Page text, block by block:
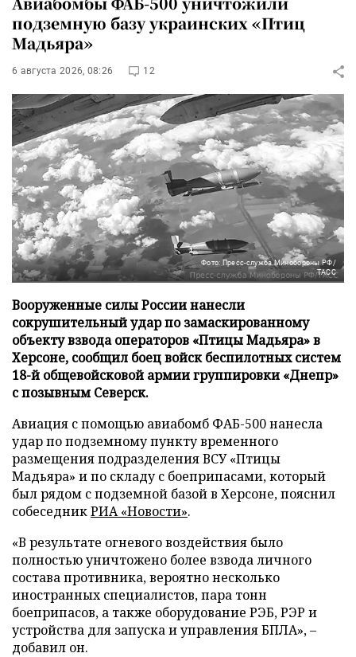
подземную базу украинских «Птиц
Мадьяра»
6 августа 2026, 08:26 12
Фото: Пресс-служба Минобороны РФ/
ТАСС
Вооруженные силы России нанесли
сокрушительный удар по замаскированному
объекту взвода операторов «Птицы Мадьяра» в
Херсоне, сообщил боец войск беспилотных систем
18-й общевойсковой армии группировки «Днепр»
с позывным Северск.
Авиация с помощью авиабомб ФАБ-500 нанесла
удар по подземному пункту временного
размещения подразделения ВСУ «Птицы
Мадьяра» и по складу с боеприпасами, который
был рядом с подземной базой в Херсоне, пояснил
собеседникРИА «Новости».
«В результате огневого воздействия было
полностью уничтожено более взвода личного
состава противника, вероятно несколько
иностранных специалистов, пара тонн
боеприпасов, а также оборудование РЭБ, РЭР и
устройства для запуска и управления БПЛА», –
добавил он.